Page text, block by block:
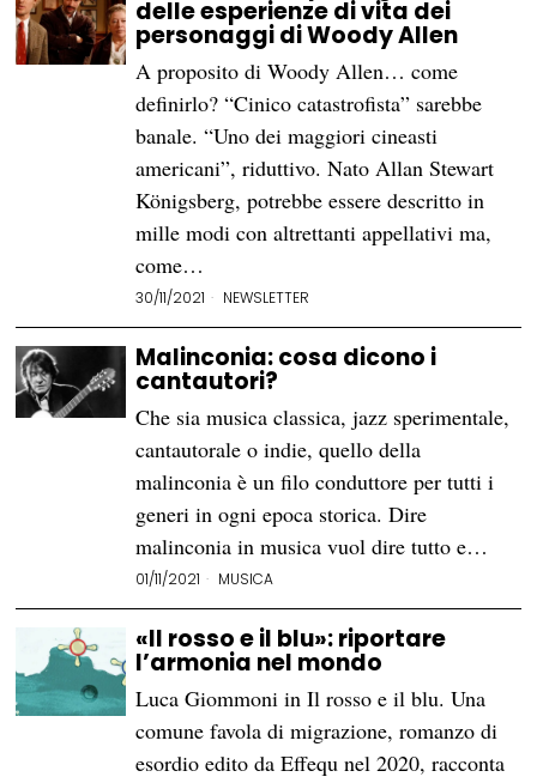
delle esperienze di vita dei
personaggi di Woody Allen
A proposito di Woody Allen… come
definirlo? “Cinico catastrofista” sarebbe
banale. “Uno dei maggiori cineasti
americani”, riduttivo. Nato Allan Stewart
Königsberg, potrebbe essere descritto in
mille modi con altrettanti appellativi ma,
come…
30/11/2021 NEWSLETTER
Malinconia: cosa dicono i
cantautori?
Che sia musica classica, jazz sperimentale,
cantautorale o indie, quello della
malinconia è un filo conduttore per tutti i
generi in ogni epoca storica. Dire
malinconia in musica vuol dire tutto e…
01/11/2021 MUSICA
«Il rosso e il blu»: riportare
l’armonia nel mondo
Luca Giommoni in Il rosso e il blu. Una
comune favola di migrazione, romanzo di
esordio edito da Effequ nel 2020, racconta